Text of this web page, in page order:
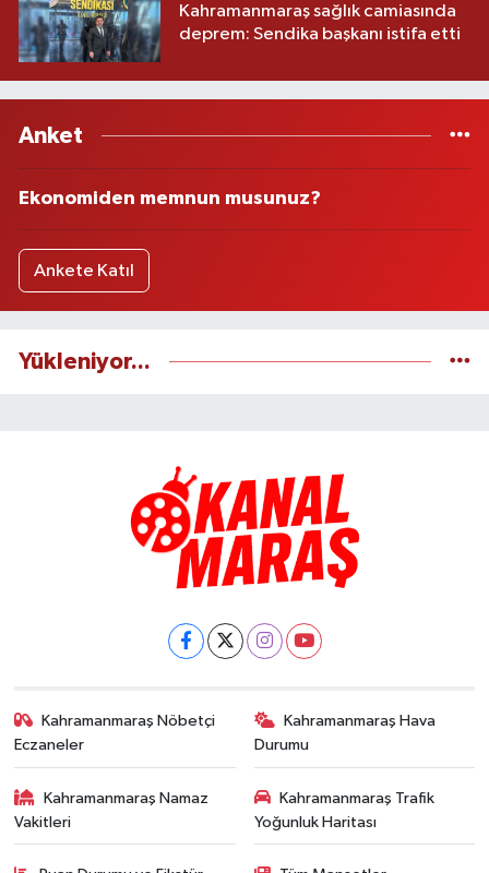
Kahramanmaraş sağlık camiasında
deprem: Sendika başkanı istifa etti
Anket
Ekonomiden memnun musunuz?
Ankete Katıl
Yükleniyor...
Kahramanmaraş Nöbetçi
Eczaneler
Kahramanmaraş Hava
Durumu
Kahramanmaraş Namaz
Vakitleri
Kahramanmaraş Trafik
Yoğunluk Haritası